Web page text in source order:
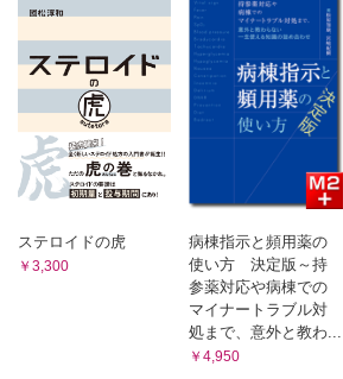
Dr.ヤンデルの勝手に索引作ります！
られた医学書の索引を、市原が勝手に作
す。
第9回 小児外来で勝手に索引！【市原
Step Beyond Resident
第211回 高齢者の転倒 Part5 〜転ばない
【林 寛之】
対岸の火事、他山の石
第238回 気になる言葉【中島 伸】
ステロイドの虎
￥3,300
病棟指示と頻用薬の
使い方 決定版～持
参薬対応や病棟での
マイナートラブル対
処まで、意外と教わ...
￥4,950